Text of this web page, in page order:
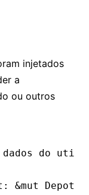
injetados
a
ou outros
do
: &mut Depot